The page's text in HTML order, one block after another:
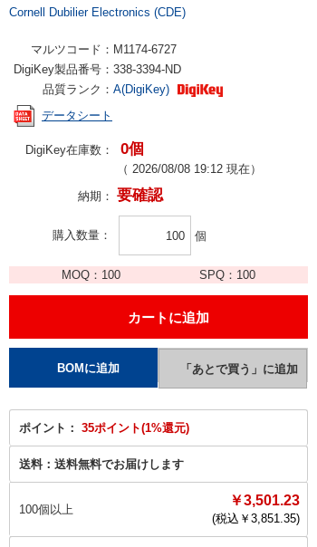
Cornell Dubilier Electronics (CDE)
マルツコード： M1174-6727
DigiKey製品番号： 338-3394-ND
品質ランク： A(DigiKey)
データシート
DigiKey在庫数： 0個
（ 2026/08/08 19:12 現在）
納期： 要確認
購入数量 個
MOQ： 100 SPQ： 100
ポイント： 35ポイント(1%還元)
送料： 送料無料でお届けします
100個以上
￥3,501.23
(税込￥ 3,851.35)